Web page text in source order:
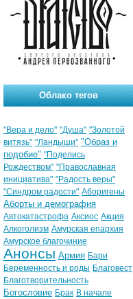
Облако тегов
"Вера и дело" "Душа" "Золотой
витязь" "Ландыши" "Образ и
подобие" "Поделись
Рождеством" "Православная
инициатива" "Радость веры"
"Синдром радости" Аборигены
Аборты и демография
Автокатастрофа Аксиос Акция
Алкоголизм Амурская епархия
Амурское благочиние
Анонсы Армия Бари
Беременность и роды Благовест
Благотворительность
Богословие Брак В начале